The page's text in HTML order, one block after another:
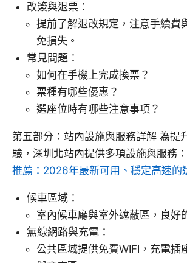
改簽與退票：
提前了解退改規定，注意手續費
免損失。
常見問題：
如何在手機上完成換票？
票種有哪些優惠？
選座位時有哪些注意事項？
第五部分：站內設施與服務詳解 為提
驗，深圳北站內提供多項設施與服務：
推薦：2026年最新可用、穩定高速的
候車區域：
室內候車廳與室外遮蔽區，良好
無線網路與充電：
公共區域提供免費WIFI，充電插